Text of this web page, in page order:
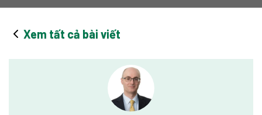
Xem tất cả bài viết